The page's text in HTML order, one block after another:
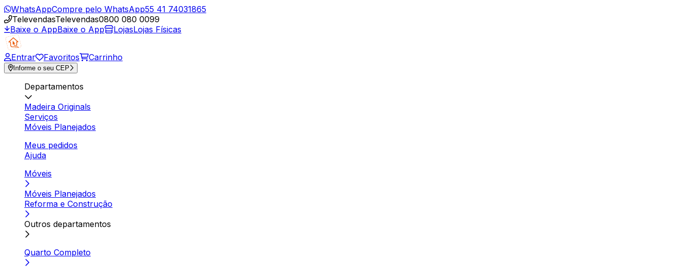
WhatsAppCompre pelo WhatsApp55 41 74031865
TelevendasTelevendas0800 080 0099
Baixe o AppBaixe o App LojasLojas Físicas
Entrar Favoritos Carrinho
Informe o seu CEP
Departamentos
Madeira Originals
Serviços
Móveis Planejados
Meus pedidos
Ajuda
Móveis
Móveis Planejados
Reforma e Construção
Outros departamentos
Quarto Completo